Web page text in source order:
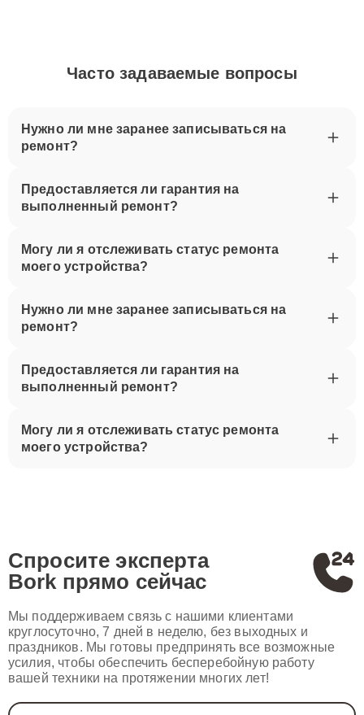
Часто задаваемые вопросы
Нужно ли мне заранее записываться на
ремонт?
Предоставляется ли гарантия на
выполненный ремонт?
Могу ли я отслеживать статус ремонта
моего устройства?
Нужно ли мне заранее записываться на
ремонт?
Предоставляется ли гарантия на
выполненный ремонт?
Могу ли я отслеживать статус ремонта
моего устройства?
Спросите эксперта
Bork прямо сейчас
Мы поддерживаем связь с нашими клиентами
круглосуточно, 7 дней в неделю, без выходных и
праздников. Мы готовы предпринять все возможные
усилия, чтобы обеспечить бесперебойную работу
вашей техники на протяжении многих лет!